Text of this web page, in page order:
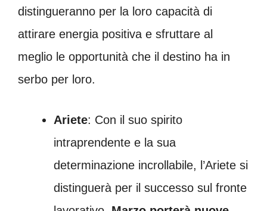
distingueranno per la loro capacità di
attirare energia positiva e sfruttare al
meglio le opportunità che il destino ha in
serbo per loro.
Ariete: Con il suo spirito
intraprendente e la sua
determinazione incrollabile, l’Ariete si
distinguerà per il successo sul fronte